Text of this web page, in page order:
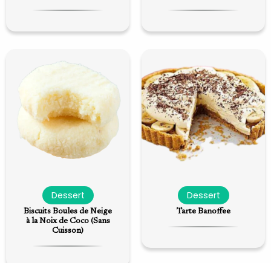
Dessert
Biscuits Boules de Neige
à la Noix de Coco (Sans
Cuisson)
Dessert
Tarte Banoffee